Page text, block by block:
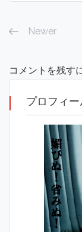
Newer
コメントを残す
プロフィー